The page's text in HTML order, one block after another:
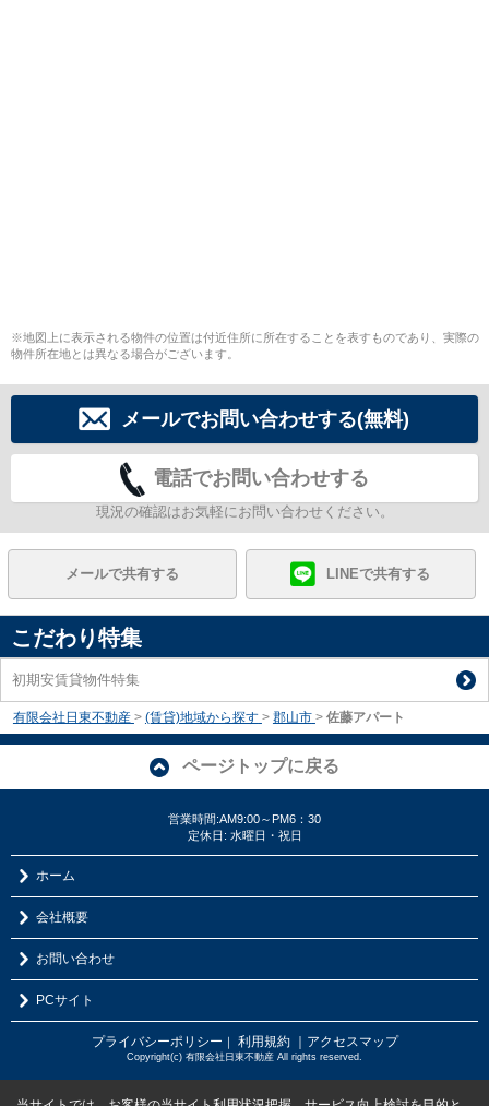
※地図上に表示される物件の位置は付近住所に所在することを表すものであり、実際の
物件所在地とは異なる場合がございます。
メールでお問い合わせする(無料)
電話でお問い合わせする
現況の確認はお気軽にお問い合わせください。
メールで共有する LINEで共有する
こだわり特集
初期安賃貸物件特集
有限会社日東不動産 > (賃貸)地域から探す > 郡山市 > 佐藤アパート
ページトップに戻る
営業時間:AM9:00～PM6：30
定休日: 水曜日・祝日
ホーム
会社概要
お問い合わせ
PCサイト
プライバシーポリシー 利用規約 ｜アクセスマップ
Copyright(c) 有限会社日東不動産 All rights reserved.